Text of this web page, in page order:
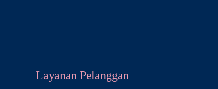
Layanan Pelanggan